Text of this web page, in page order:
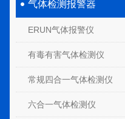
气体检测报警器
ERUN气体报警仪
有毒有害气体检测仪
常规四合一气体检测仪
六合一气体检测仪